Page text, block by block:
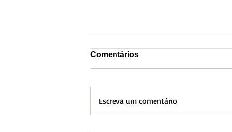
Comentários
Escreva um comentário